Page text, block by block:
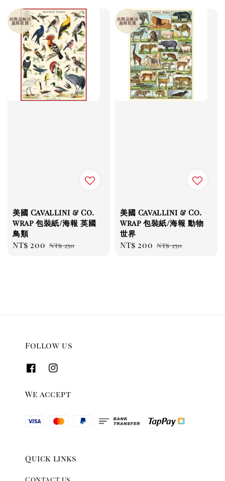
此商品無法
超商取貨
美國 Cavallini & Co.
wrap 包裝紙/海報 英國
鳥類
Sale
NT$ 200 Regular
NT$ 250
此商品無法
超商取貨
美國 Cavallini & Co.
wrap 包裝紙/海報 動物
世界
Sale
NT$ 200 Regular
NT$ 250
Follow us
We accept
Quick links